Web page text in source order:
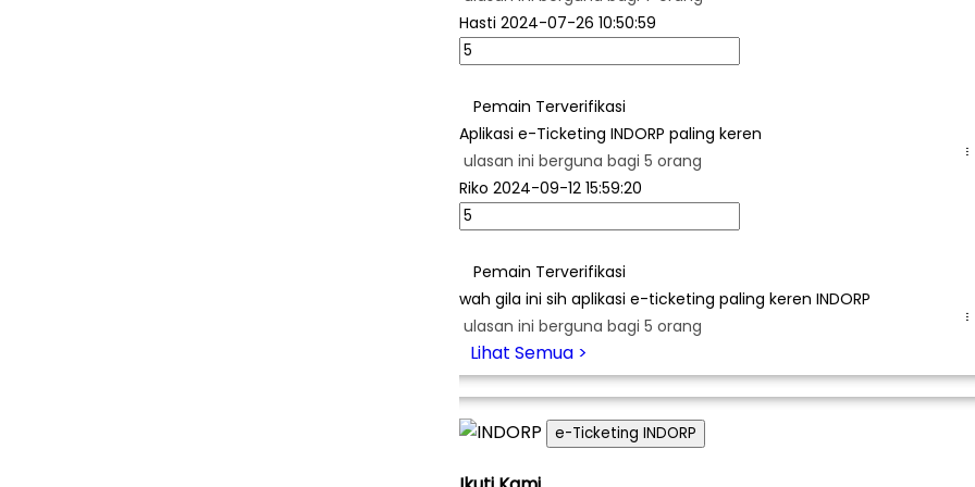
Hasti 2024-07-26 10:50:59
Pemain Terverifikasi
Aplikasi e-Ticketing INDORP paling keren
ulasan ini berguna bagi 5 orang
Riko 2024-09-12 15:59:20
Pemain Terverifikasi
wah gila ini sih aplikasi e-ticketing paling keren INDORP
ulasan ini berguna bagi 5 orang
Lihat Semua >
e-Ticketing INDORP